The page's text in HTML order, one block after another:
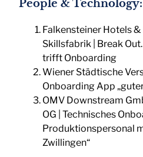
People & Technology:
Falkensteiner Hotels &
Skillsfabrik | Break
trifft Onboarding
Wiener Städtische
Onboarding App
OMV Downstream
OG | Technisches
Produktionspersonal
Zwillingen“